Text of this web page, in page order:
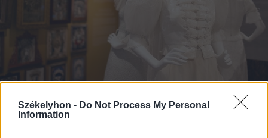
Székelyhon - Do Not Process My Personal
Information
2026. augusztus 07., péntek